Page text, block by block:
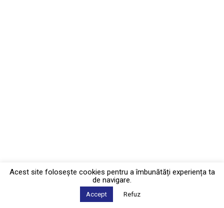
Acest site foloseşte cookies pentru a îmbunătăți experiența ta
de navigare.
Accept Refuz